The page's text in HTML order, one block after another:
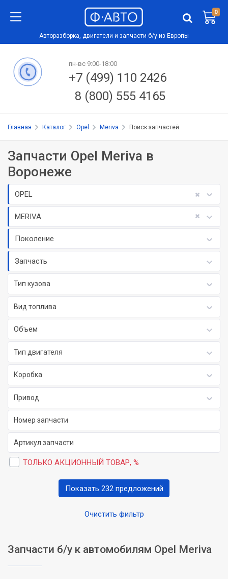
0
Авторазборка, двигатели и запчасти б/у из Европы
пн-вс 9:00-18:00
+7 (499) 110 2426
8 (800) 555 4165
Главная Каталог Opel Meriva Поиск запчастей
Запчасти Opel Meriva в
Воронеже
OPEL
MERIVA
Поколение
Запчасть
Тип кузова
Вид топлива
Объем
Тип двигателя
Коробка
Привод
ТОЛЬКО АКЦИОННЫЙ ТОВАР, %
Очистить фильтр
Показать 232 предложений
Запчасти б/у к автомобилям Opel Meriva